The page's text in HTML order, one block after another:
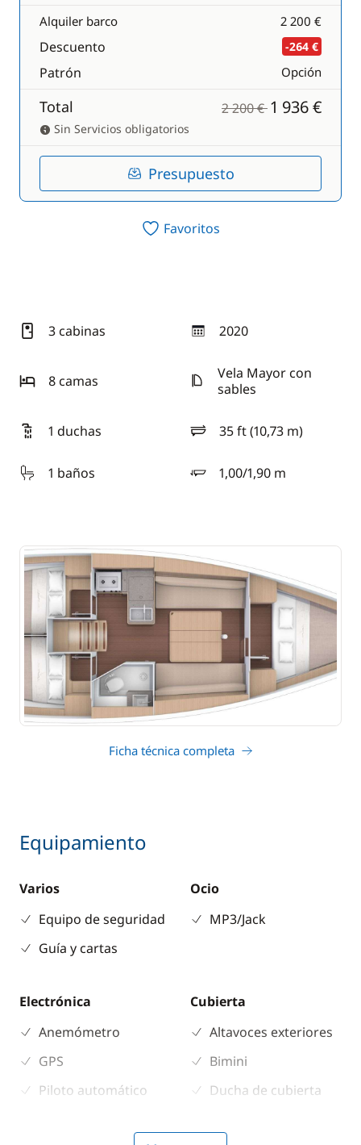
Alquiler barco 2 200 €
Descuento -264 €
Patrón Opción
Total 2 200 €1 936 €
Sin Servicios obligatorios
Presupuesto
Favoritos
3 cabinas 2020
año
8 camas
Vela Mayor con
sables
1 duchas 35 ft (10,73 m)
eslora
1 baños
1,00/1,90 m
calado
Ficha técnica completa
Equipamiento
Varios
Equipo de seguridad
Guía y cartas
Ocio
MP3/Jack
Electrónica
Anemómetro
GPS
Piloto automático
Cubierta
Altavoces exteriores
Bimini
Ducha de cubierta